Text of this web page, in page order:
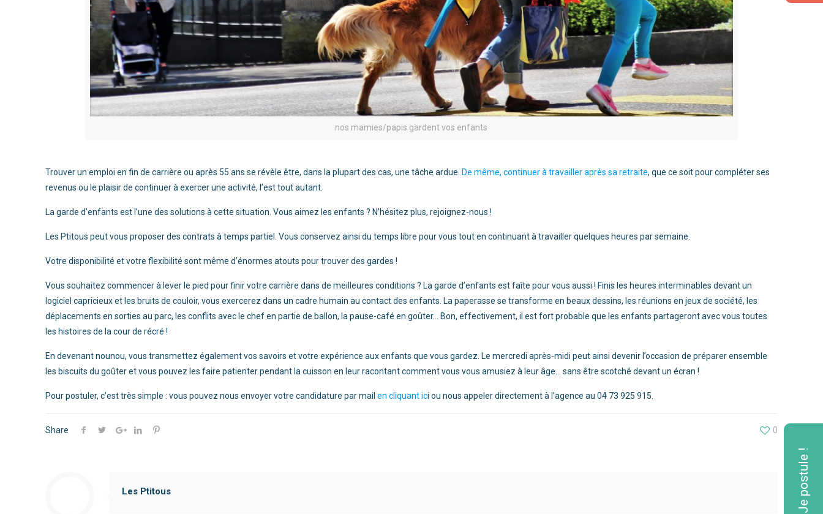
Je postule !
nos mamies/papis gardent vos enfants
Trouver un emploi en fin de carrière ou après 55 ans se révèle être, dans la plupart des cas, une tâche ardue. De même, continuer à travailler après sa retraite, que ce soit pour compléter ses
revenus ou le plaisir de continuer à exercer une activité, l’est tout autant.
La garde d’enfants est l’une des solutions à cette situation. Vous aimez les enfants ? N’hésitez plus, rejoignez-nous !
Les Ptitous peut vous proposer des contrats à temps partiel. Vous conservez ainsi du temps libre pour vous tout en continuant à travailler quelques heures par semaine.
Votre disponibilité et votre flexibilité sont même d’énormes atouts pour trouver des gardes !
Vous souhaitez commencer à lever le pied pour finir votre carrière dans de meilleures conditions ? La garde d’enfants est faîte pour vous aussi ! Finis les heures interminables devant un
logiciel capricieux et les bruits de couloir, vous exercerez dans un cadre humain au contact des enfants. La paperasse se transforme en beaux dessins, les réunions en jeux de société, les
déplacements en sorties au parc, les conflits avec le chef en partie de ballon, la pause-café en goûter… Bon, effectivement, il est fort probable que les enfants partageront avec vous toutes
les histoires de la cour de récré !
En devenant nounou, vous transmettez également vos savoirs et votre expérience aux enfants que vous gardez. Le mercredi après-midi peut ainsi devenir l’occasion de préparer ensemble
les biscuits du goûter et vous pouvez les faire patienter pendant la cuisson en leur racontant comment vous vous amusiez à leur âge… sans être scotché devant un écran !
Pour postuler, c’est très simple : vous pouvez nous envoyer votre candidature par mailen cliquant ici ou nous appeler directement à l’agence au 04 73 925 915.
Share 0
Les Ptitous